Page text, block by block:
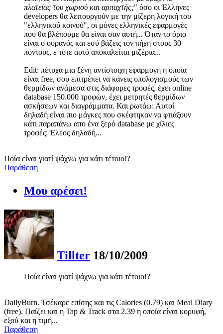
πλατείας του χωριού και αρπαχτής;" όσο οι Έλληνες
developers θα λειτουργούν με την μίζερη λογική του
"ελληνικού κοινού", οι μόνες ελληνικές εφαρμογές
που θα βλέπουμε θα είναι σαν αυτή... Όταν το όριο
είναι ο ουρανός και εσύ βάζεις τον πήχη στους 30
πόντους, ε τότε αυτό αποκαλείται μιζέρια...
Edit: πέτυχα μια ξένη αντίστοιχη εφαρμογή η οποία
είναι free, σου επιτρέπει να κάνεις υπολογισμούς των
θερμίδων ανάμεσα στις διάφορες τροφές, έχει online
database 150.000 τροφών, έχει μετρητές θερμίδων
ασκήσεων και διαγράμματα. Και ρωτάω: Αυτοί
δηλαδή είναι πιο μάγκες που σκέφτηκαν να φτιάξουν
κάτι παραπάνω απο ένα ξερό database με χίλιες
τροφές; Έλεος δηλαδή...
Ποία είναι γιατί ψάχνω για κάτι τέτοιο!?
Παράθεση
Μου αρέσει!
Tillter 18/10/2009
Ποία είναι γιατί ψάχνω για κάτι τέτοιο!?
DailyBurn. Τσέκαρε επίσης και τις Calories (0.79) και Meal Diary
(free). Παίζει και η Tap & Track στα 2.39 η οποία είναι κορυφή,
εξού και η τιμή...
Παράθεση